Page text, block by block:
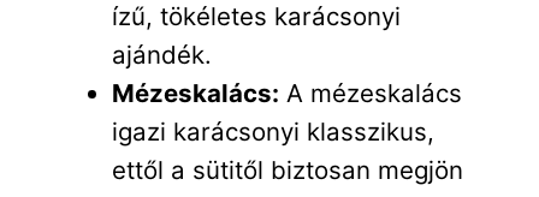
ízű, tökéletes karácsonyi
ajándék.
Mézeskalács: A mézeskalács
igazi karácsonyi klasszikus,
ettől a sütitől biztosan megjön